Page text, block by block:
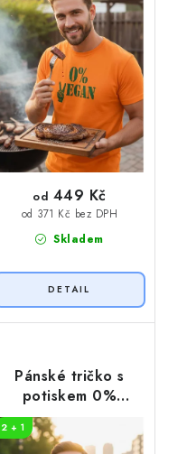
Skladem
od 371 Kč bez DPH
od 449 Kč
Pánské tričko s
potiskem 0%
VEGAN
2 + 1